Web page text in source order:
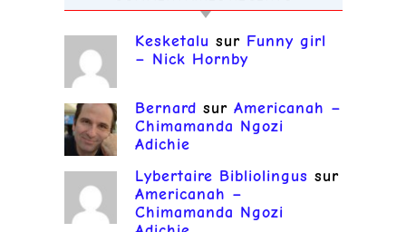
Kesketalu sur Funny girl
– Nick Hornby
Bernard sur Americanah –
Chimamanda Ngozi
Adichie
Lybertaire Bibliolingus sur
Americanah –
Chimamanda Ngozi